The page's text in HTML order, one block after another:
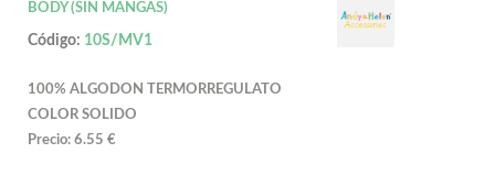
BODY (SIN MANGAS)
Código: 10S/MV1
100% ALGODON TERMORREGULATO
COLOR SOLIDO
Precio: 6.55 €